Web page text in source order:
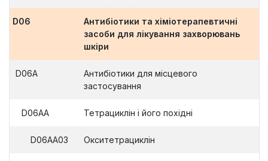
D06
Антибіотики та хіміотерапевтичні
засоби для лікування захворювань
шкіри
D06A
Антибіотики для місцевого
застосування
D06AA Тетрациклін і його похідні
D06AA03 Окситетрациклін